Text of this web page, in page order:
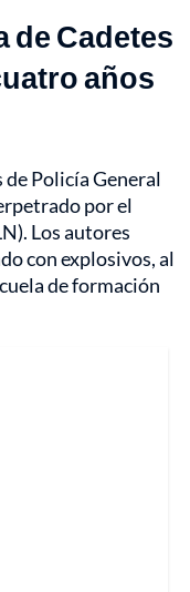
de Cadetes
años
de Policía General
por el
Los autores
con explosivos, al
de formación